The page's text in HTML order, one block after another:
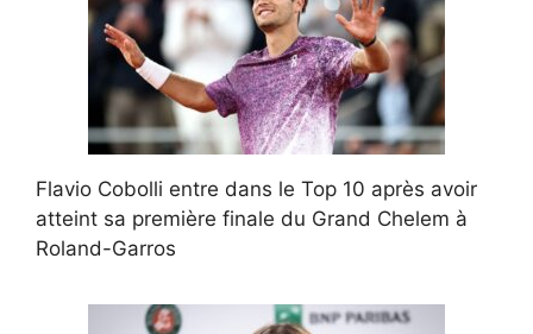
Flavio Cobolli entre dans le Top 10 après avoir
atteint sa première finale du Grand Chelem à
Roland-Garros